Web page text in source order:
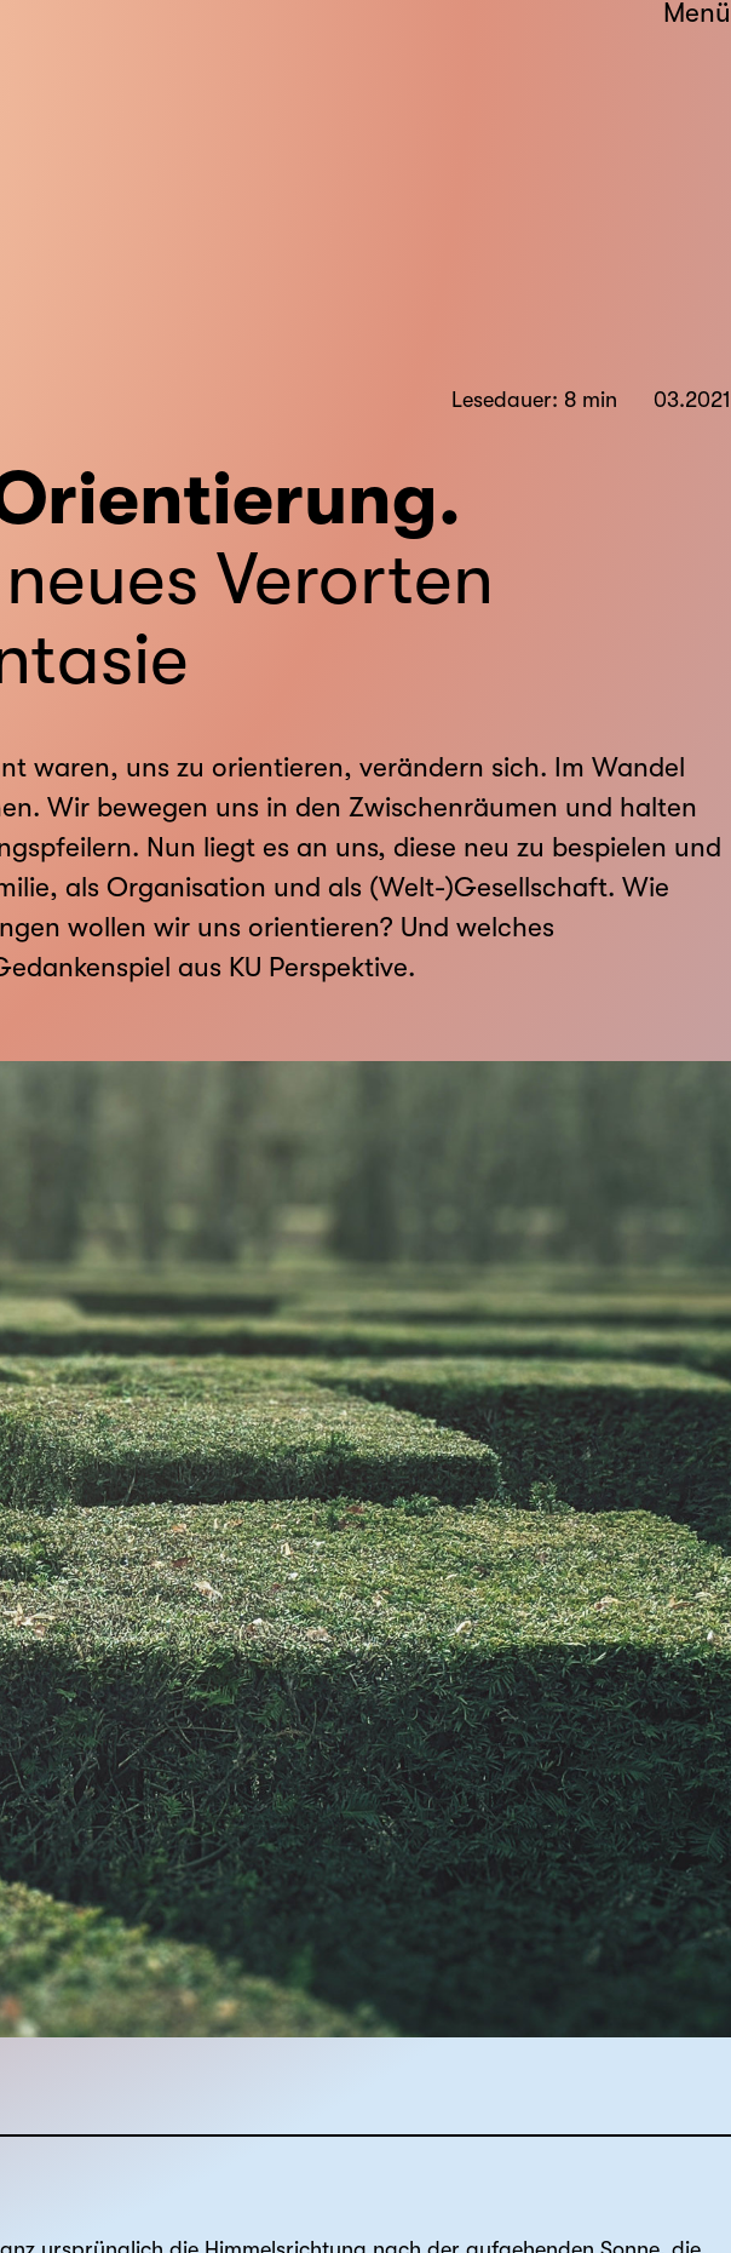
Menü
Lesedauer: 8 min 03.2021
Verorten
waren, uns zu orientieren, verändern sich. Im Wandel
Wir bewegen uns in den Zwischenräumen und halten
Nun liegt es an uns, diese neu zu bespielen und
als Organisation und als (Welt-)Gesellschaft. Wie
wollen wir uns orientieren? Und welches
aus KU Perspektive.